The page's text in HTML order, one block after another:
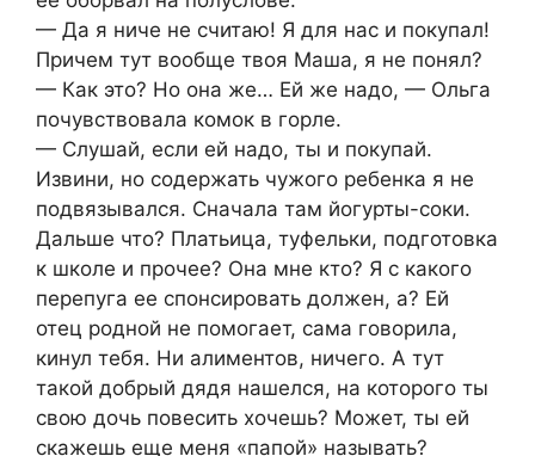
— Да я ниче не считаю! Я для нас и покупал!
Причем тут вообще твоя Маша, я не понял?
— Как это? Но она же… Ей же надо, — Ольга
почувствовала комок в горле.
— Слушай, если ей надо, ты и покупай.
Извини, но содержать чужого ребенка я не
подвязывался. Сначала там йогурты-соки.
Дальше что? Платьица, туфельки, подготовка
к школе и прочее? Она мне кто? Я с какого
перепуга ее спонсировать должен, а? Ей
отец родной не помогает, сама говорила,
кинул тебя. Ни алиментов, ничего. А тут
такой добрый дядя нашелся, на которого ты
свою дочь повесить хочешь? Может, ты ей
скажешь еще меня «папой» называть?